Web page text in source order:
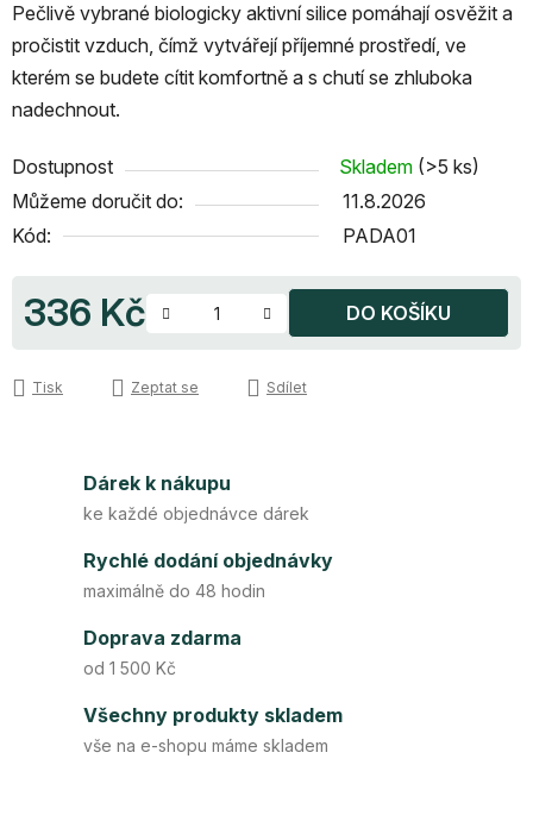
Pečlivě vybrané biologicky aktivní silice pomáhají osvěžit a
pročistit vzduch, čímž vytvářejí příjemné prostředí, ve
kterém se budete cítit komfortně a s chutí se zhluboka
nadechnout.
Dostupnost Skladem (>5 ks)
Můžeme doručit do:
11.8.2026
Kód:
PADA01
336 Kč DO KOŠÍKU
Tisk Zeptat se Sdílet
Dárek k nákupu
ke každé objednávce dárek
Rychlé dodání objednávky
maximálně do 48 hodin
Doprava zdarma
od 1 500 Kč
Všechny produkty skladem
vše na e-shopu máme skladem